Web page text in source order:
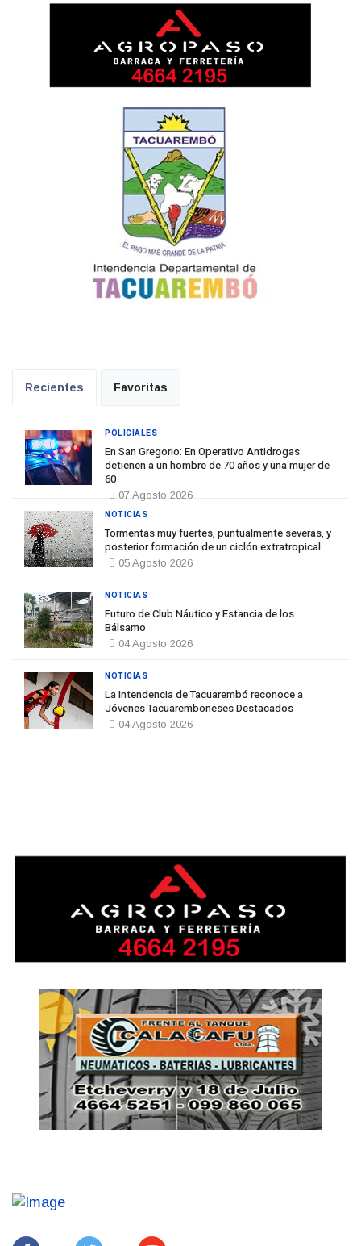
Recientes Favoritas
En San Gregorio: En Operativo Antidrogas
detienen a un hombre de 70 años y una mujer de
60
07 Agosto 2026
POLICIALES
Tormentas muy fuertes, puntualmente severas, y
posterior formación de un ciclón extratropical
05 Agosto 2026
NOTICIAS
Futuro de Club Náutico y Estancia de los
Bálsamo
04 Agosto 2026
NOTICIAS
La Intendencia de Tacuarembó reconoce a
Jóvenes Tacuaremboneses Destacados
04 Agosto 2026
NOTICIAS